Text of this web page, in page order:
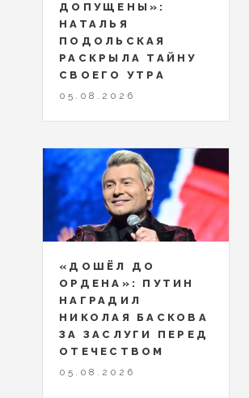
ДОПУЩЕНЫ»:
НАТАЛЬЯ
ПОДОЛЬСКАЯ
РАСКРЫЛА ТАЙНУ
СВОЕГО УТРА
05.08.2026
«ДОШЁЛ ДО
ОРДЕНА»: ПУТИН
НАГРАДИЛ
НИКОЛАЯ БАСКОВА
ЗА ЗАСЛУГИ ПЕРЕД
ОТЕЧЕСТВОМ
05.08.2026